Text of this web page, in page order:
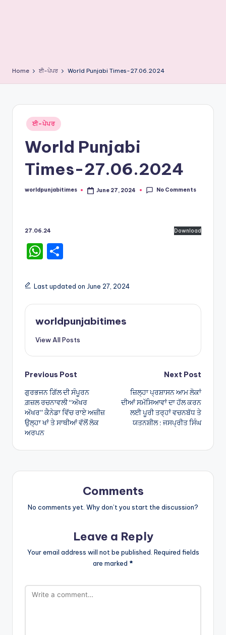
Home ਈ-ਪੇਪਰ World Punjabi Times-27.06.2024
Posted
in
ਈ-ਪੇਪਰ
World Punjabi
Times-27.06.2024
Posted
worldpunjabitimes June 27, 2024 No Comments
27.06.24 Download
W
a
ts
A
p
ar
e
Last updated on June 27, 2024
worldpunjabitimes
View All Posts
Post
navigation
Previous Post
ਗੁਰਭਜਨ ਗਿੱਲ ਦੀ ਸੰਪੂਰਨ
ਗ਼ਜ਼ਲ ਰਚਨਾਵਲੀ “ਅੱਖਰ
ਅੱਖਰ” ਕੈਨੇਡਾ ਵਿੱਚ ਰਾਏ ਅਜ਼ੀਜ਼
ਉਲ੍ਹਾ ਖਾਂ ਤੇ ਸਾਥੀਆਂ ਵੱਲੋਂ ਲੋਕ
ਅਰਪਨ
Next Post
ਜ਼ਿਲ੍ਹਾ ਪ੍ਰਸ਼ਾਸਨ ਆਮ ਲੋਕਾਂ
ਦੀਆਂ ਸਮੱਸਿਆਵਾਂ ਦਾ ਹੱਲ ਕਰਨ
ਲਈ ਪੂਰੀ ਤਰ੍ਹਾਂ ਵਚਨਬੱਧ ਤੇ
ਯਤਨਸ਼ੀਲ : ਜਸਪ੍ਰੀਤ ਸਿੰਘ
Comments
No comments yet. Why don’t you start the discussion?
Leave a Reply
Your email address will not be published. Required fields
are marked *